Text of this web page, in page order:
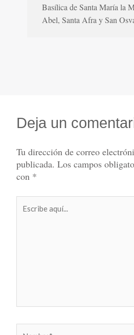
Basílica de Santa María la
Abel, Santa Afra y San
Deja un
Tu dirección de correo
publicada. Los campos
con *
aquí...